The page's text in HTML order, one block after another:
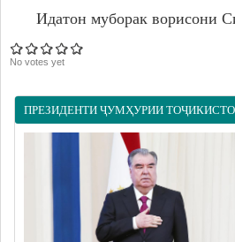
Идатон муборак ворисони
No votes yet
ПРЕЗИДЕНТИ ҶУМҲУРИИ